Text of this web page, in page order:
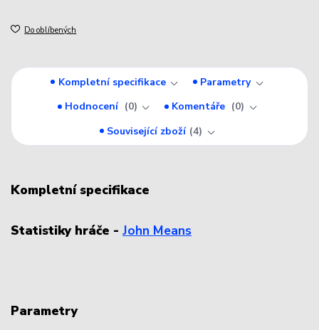
Do oblíbených
Kompletní specifikace
Parametry
Hodnocení
0 Komentáře
0
Související zboží 4
Kompletní specifikace
Statistiky hráče - John Means
Parametry